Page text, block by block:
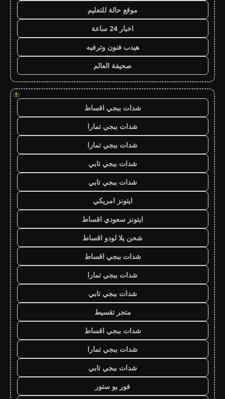
موقع حالة للتعليم
اخبار 24 ساعة
هيدب فنون وترفيه
صحيفة العالم
!
شدات ببجي اقساط
شدات ببجي تمارا
شدات ببجي تمارا
شدات ببجي تابي
شدات ببجي تابي
ايتونز امريكي
ايتونز سعودي اقساط
شحن يلا لودو اقساط
شدات ببجي اقساط
شدات ببجي تمارا
شدات ببجي تابي
متجر تقسيط
شدات ببجي اقساط
شدات ببجي تمارا
شدات ببجي تابي
فور يو ستور